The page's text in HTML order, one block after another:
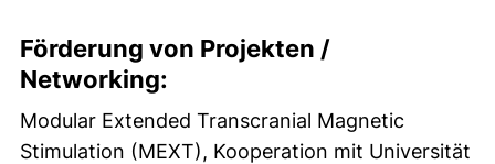
Förderung von Projekten /
Networking:
Modular Extended Transcranial Magnetic
Stimulation (MEXT), Kooperation mit Universität